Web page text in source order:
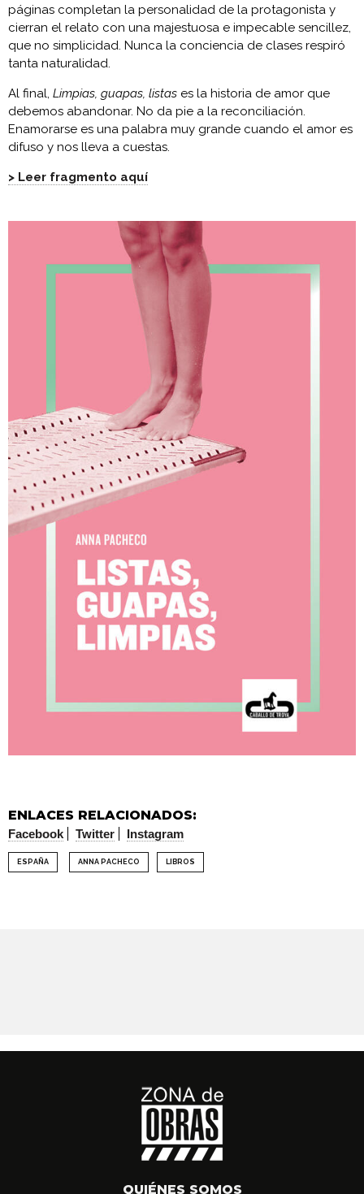
páginas completan la personalidad de la protagonista y
cierran el relato con una majestuosa e impecable sencillez,
que no simplicidad. Nunca la conciencia de clases respiró
tanta naturalidad.
Al final, Limpias, guapas, listas es la historia de amor que
debemos abandonar. No da pie a la reconciliación.
Enamorarse es una palabra muy grande cuando el amor es
difuso y nos lleva a cuestas.
> Leer fragmento aquí
ENLACES RELACIONADOS:
Facebook Twitter Instagram
ESPAÑA ANNA PACHECO LIBROS
QUIÉNES SOMOS